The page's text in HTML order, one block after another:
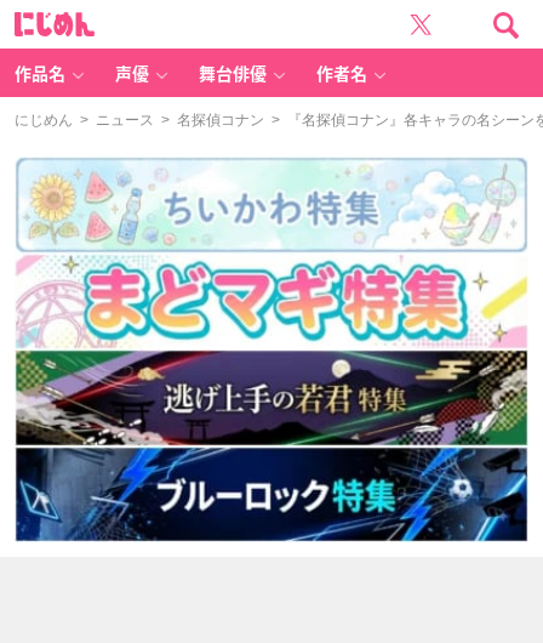
作品名 声優 舞台俳優 作者名
にじめん > ニュース > 名探偵コナン > 『名探偵コナン』各キャラの名シーン